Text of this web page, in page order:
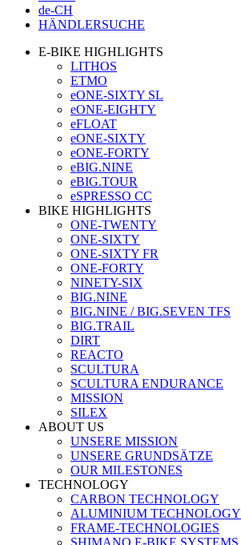
de-CH
HÄNDLERSUCHE
E-BIKE HIGHLIGHTS
LITHOS
ETMO
eONE-SIXTY SL
eONE-EIGHTY
eFLOAT
eONE-SIXTY
eONE-FORTY
eBIG.NINE
eBIG.TOUR
eSPRESSO CC
BIKE HIGHLIGHTS
ONE-TWENTY
ONE-SIXTY
ONE-SIXTY FR
ONE-FORTY
NINETY-SIX
BIG.NINE
BIG.NINE / BIG.SEVEN TFS
BIG.TRAIL
DIRT
REACTO
SCULTURA
SCULTURA ENDURANCE
MISSION
SILEX
ABOUT US
UNSERE MISSION
UNSERE GRUNDSÄTZE
OUR MILESTONES
TECHNOLOGY
CARBON TECHNOLOGY
ALUMINIUM TECHNOLOGY
FRAME-TECHNOLOGIES
SHIMANO E-BIKE SYSTEMS